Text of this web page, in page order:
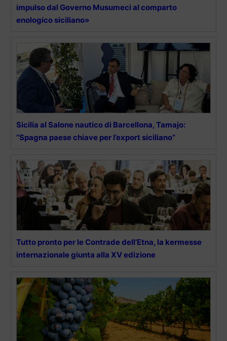
impulso dal Governo Musumeci al comparto
enologico siciliano»
Sicilia al Salone nautico di Barcellona, Tamajo:
“Spagna paese chiave per l’export siciliano”
Tutto pronto per le Contrade dell’Etna, la kermesse
internazionale giunta alla XV edizione